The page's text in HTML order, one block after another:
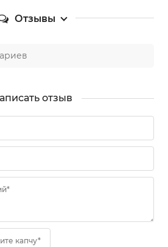
Отзывы
отзыв
капчу*